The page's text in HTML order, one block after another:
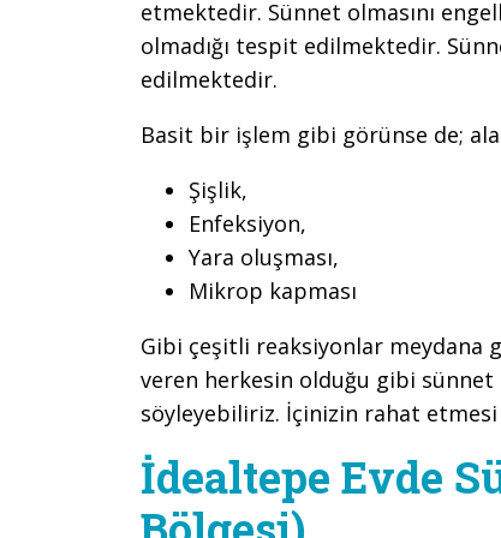
etmektedir. Sünnet olmasını
olmadığı tespit edilmektedir.
edilmektedir.
Basit bir işlem gibi görünse de;
Şişlik,
Enfeksiyon,
Yara oluşması,
Mikrop kapması
Gibi çeşitli reaksiyonlar meydana
veren herkesin olduğu gibi sünnet
söyleyebiliriz. İçinizin rahat
İdealtepe Evde